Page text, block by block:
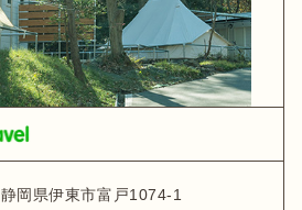
静岡県伊東市富戸1074-1